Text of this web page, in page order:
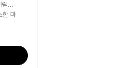
럼...
한 마